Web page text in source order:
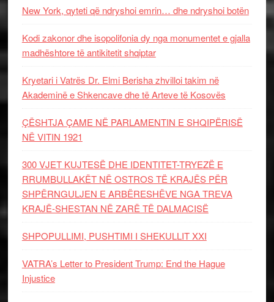
New York, qyteti që ndryshoi emrin… dhe ndryshoi botën
Kodi zakonor dhe isopolifonia dy nga monumentet e gjalla
madhështore të antikitetit shqiptar
Kryetari i Vatrës Dr. Elmi Berisha zhvilloi takim në
Akademinë e Shkencave dhe të Arteve të Kosovës
ÇËSHTJA ÇAME NË PARLAMENTIN E SHQIPËRISË
NË VITIN 1921
300 VJET KUJTESË DHE IDENTITET-TRYEZË E
RRUMBULLAKËT NË OSTROS TË KRAJËS PËR
SHPËRNGULJEN E ARBËRESHËVE NGA TREVA
KRAJË-SHESTAN NË ZARË TË DALMACISË
SHPOPULLIMI, PUSHTIMI I SHEKULLIT XXI
VATRA’s Letter to President Trump: End the Hague
Injustice